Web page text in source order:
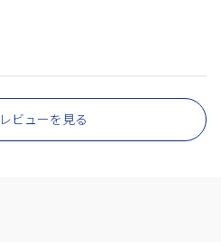
ビューを見る